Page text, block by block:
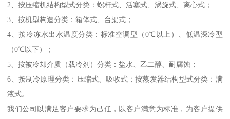
2、按压缩机结构型式分类：螺杆式、活塞式、涡旋式、离心式；
3、按机型构造分类：箱体式、台架式；
4、按冷冻水出水温度分类：标准空调型（0℃以上）、低温深冷型
（0℃以下）；
5、按被冷却介质（载冷剂）分类：盐水、乙二醇、耐腐蚀；
6、按制冷原理分类：压缩式、吸收式；按蒸发器结构型式分类：满
液式。
我们公司以满足客户要求为己任，以客户满意为标准，为客户提供